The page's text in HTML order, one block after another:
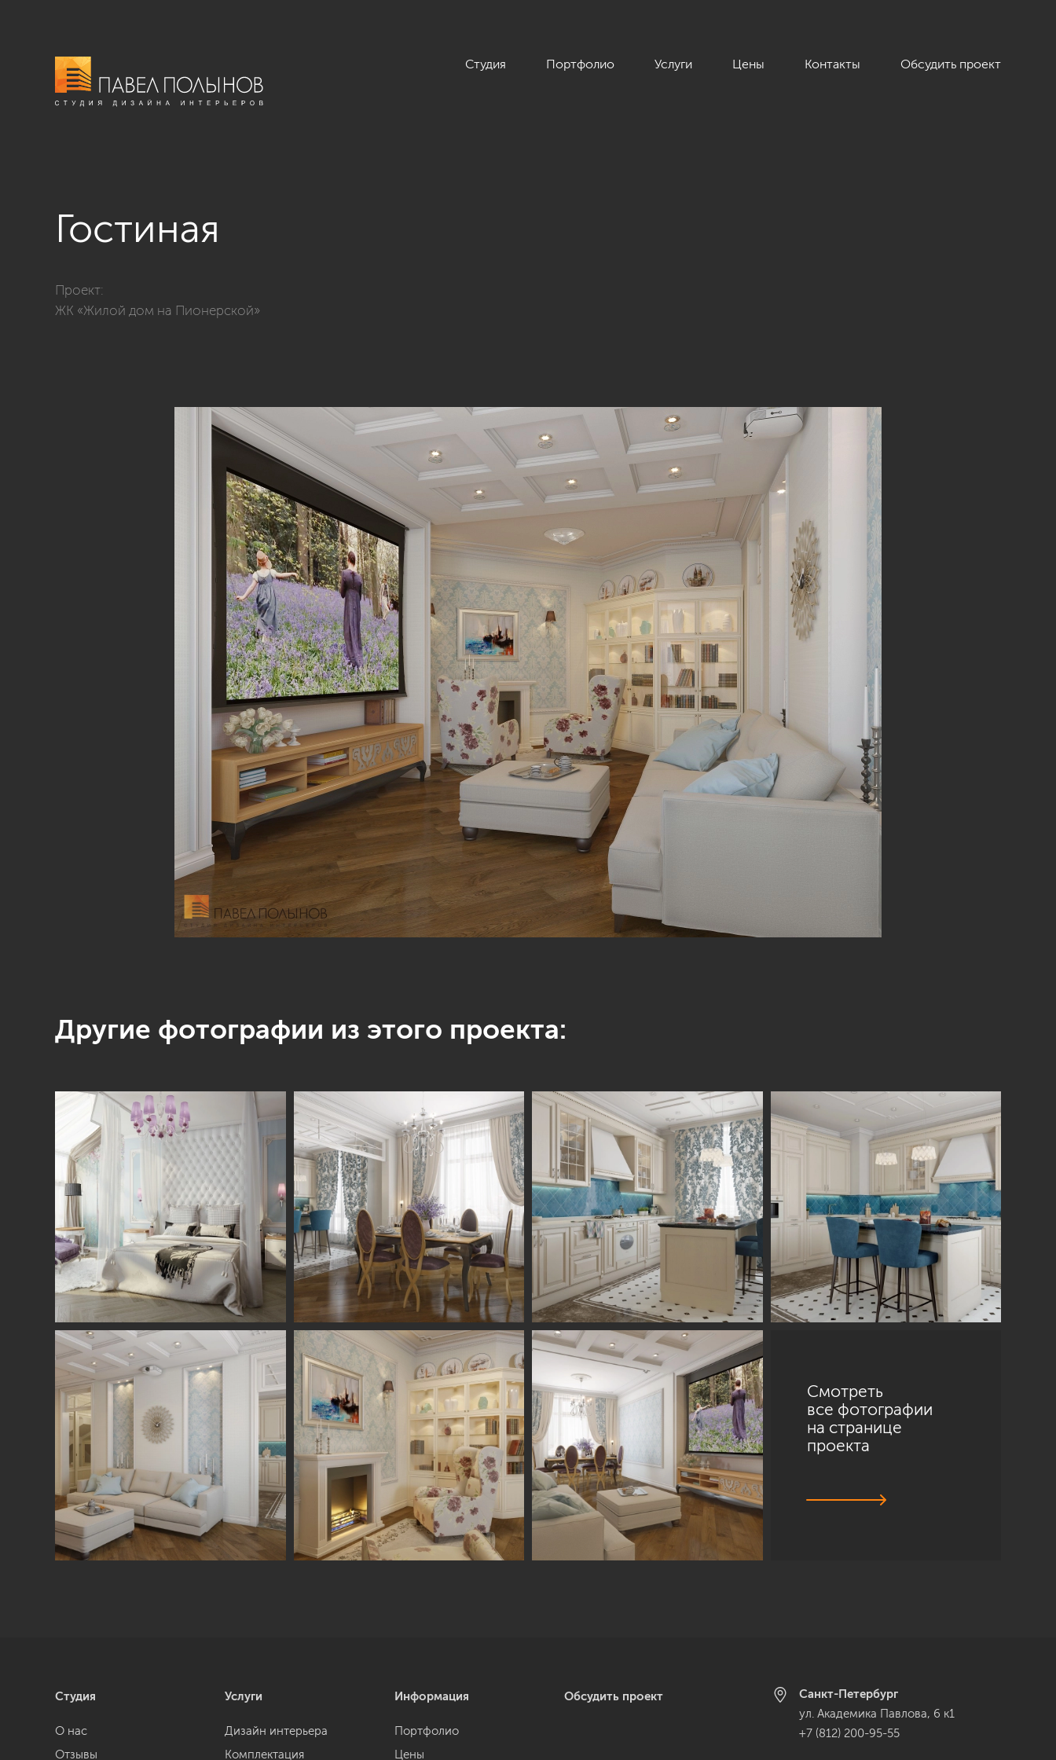
Студия Портфолио Услуги Цены Контакты Обсудить проект
Гостиная
Проект:
ЖК «Жилой дом на Пионерской»
Другие фотографии из этого проекта:
Смотреть
все фотографии
на странице
проекта
Студия
О нас
Отзывы
Услуги
Дизайн интерьера
Комплектация
Информация
Портфолио
Цены
Обсудить проект
Санкт-Петербург
ул. Академика Павлова, 6 к1
+7 (812) 200-95-55